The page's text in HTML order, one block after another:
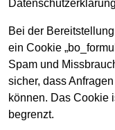
Bei der
ein Cookie
Spam und
sicher, dass
können. Das Cookie
begrenzt.